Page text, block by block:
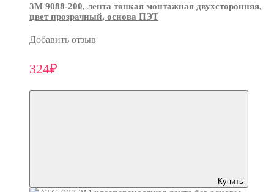
3М 9088-200, лента тонкая монтажная двухсторонняя,
цвет прозрачный, основа ПЭТ
Добавить отзыв
324₽
Купить